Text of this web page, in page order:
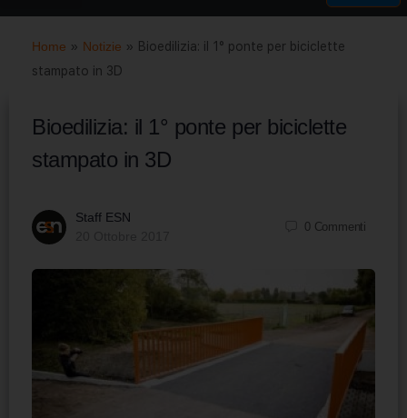
Home » Notizie » Bioedilizia: il 1° ponte per biciclette
stampato in 3D
Bioedilizia: il 1° ponte per biciclette
stampato in 3D
Staff ESN
0 Commenti